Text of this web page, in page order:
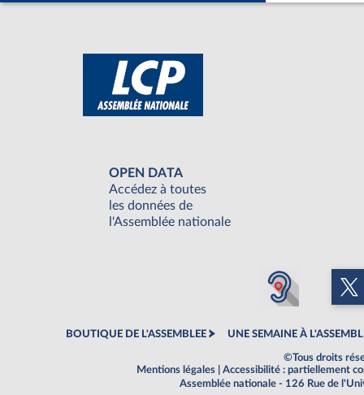
OPEN DATA
Accédez à toutes
les données de
l'Assemblée nationale
BOUTIQUE DE L'ASSEMBLEE UNE SEMAINE À
©Tous droits
Mentions légales
Accessibilité : partiellement
Assemblée nationale - 126 Rue de